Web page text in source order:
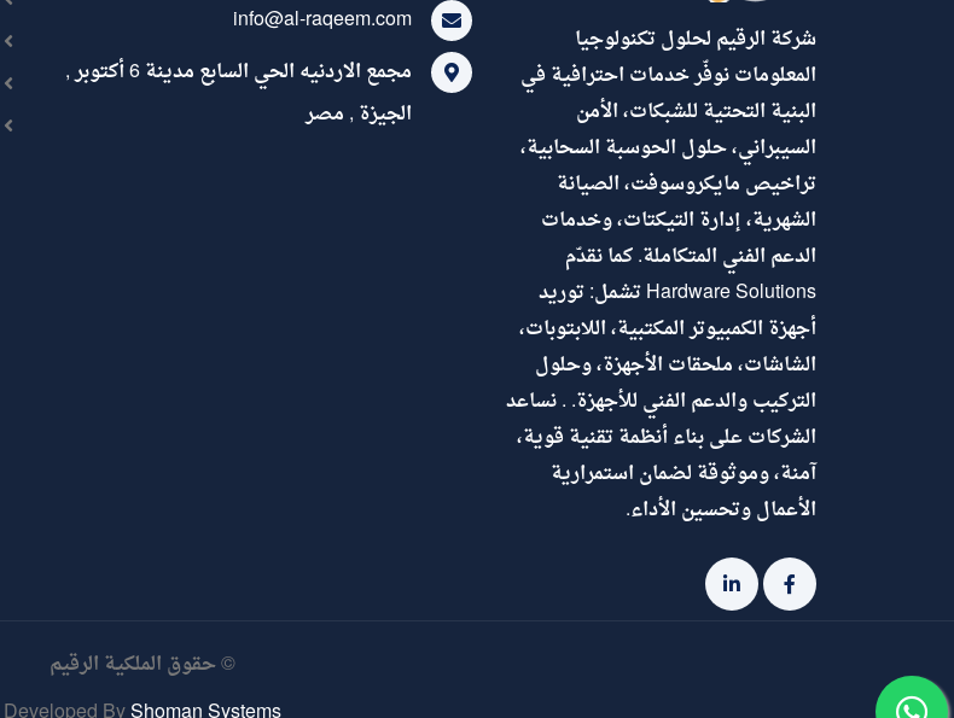
شركة الرقيم لحلول تكنولوجيا
المعلومات نوفّر خدمات احترافية في
البنية التحتية للشبكات، الأمن
السيبراني، حلول الحوسبة السحابية،
تراخيص مايكروسوفت، الصيانة
الشهرية، إدارة التيكتات، وخدمات
الدعم الفني المتكاملة. كما نقدّم
Hardware Solutions تشمل: توريد
أجهزة الكمبيوتر المكتبية، اللابتوبات،
الشاشات، ملحقات الأجهزة، وحلول
التركيب والدعم الفني للأجهزة. . نساعد
الشركات على بناء أنظمة تقنية قوية،
آمنة، وموثوقة لضمان استمرارية
الأعمال وتحسين الأداء.
info@al-raqeem.com
مجمع الاردنيه الحي السابع مدينة 6 أكتوبر ,
الجيزة , مصر
© حقوق الملكية الرقيم